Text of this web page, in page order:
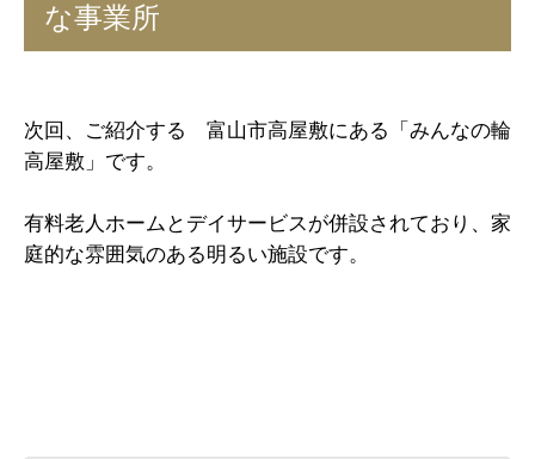
な事業所
次回、ご紹介する 富山市高屋敷にある「みんなの輪
高屋敷」です。
有料老人ホームとデイサービスが併設されており、家
庭的な雰囲気のある明るい施設です。